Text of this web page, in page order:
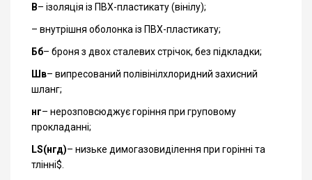
В– ізоляція із ПВХ-пластикату (вінілу);
– внутрішня оболонка із ПВХ-пластикату;
Бб– броня з двох сталевих стрічок, без підкладки;
Шв– випресований полівінілхлоридний захисний
шланг;
нг– нерозповсюджує горіння при груповому
прокладанні;
LS(нгд)– низьке димогазовиділення при горінні та
тлінні$.